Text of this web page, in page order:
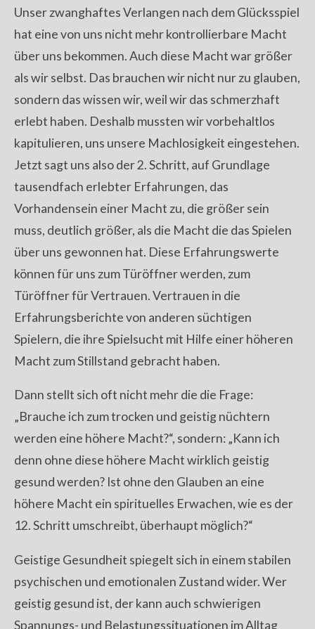
Unser zwanghaftes Verlangen nach dem Glücksspiel
hat eine von uns nicht mehr kontrollierbare Macht
über uns bekommen. Auch diese Macht war größer
als wir selbst. Das brauchen wir nicht nur zu glauben,
sondern das wissen wir, weil wir das schmerzhaft
erlebt haben. Deshalb mussten wir vorbehaltlos
kapitulieren, uns unsere Machlosigkeit eingestehen.
Jetzt sagt uns also der 2. Schritt, auf Grundlage
tausendfach erlebter Erfahrungen, das
Vorhandensein einer Macht zu, die größer sein
muss, deutlich größer, als die Macht die das Spielen
über uns gewonnen hat. Diese Erfahrungswerte
können für uns zum Türöffner werden, zum
Türöffner für Vertrauen. Vertrauen in die
Erfahrungsberichte von anderen süchtigen
Spielern, die ihre Spielsucht mit Hilfe einer höheren
Macht zum Stillstand gebracht haben.
Dann stellt sich oft nicht mehr die die Frage:
„Brauche ich zum trocken und geistig nüchtern
werden eine höhere Macht?“, sondern: „Kann ich
denn ohne diese höhere Macht wirklich geistig
gesund werden? Ist ohne den Glauben an eine
höhere Macht ein spirituelles Erwachen, wie es der
12. Schritt umschreibt, überhaupt möglich?“
Geistige Gesundheit spiegelt sich in einem stabilen
psychischen und emotionalen Zustand wider. Wer
geistig gesund ist, der kann auch schwierigen
Spannungs- und Belastungssituationen im Alltag